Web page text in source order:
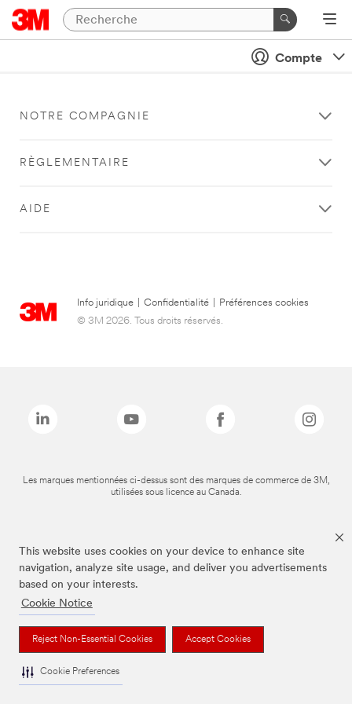
This website uses cookies on your device to enhance site
navigation, analyze site usage, and deliver you advertisements
based on your interests.
Cookie Notice
Reject Non-Essential Cookies Accept Cookies
Cookie Preferences
Compte
NOTRE COMPAGNIE
RÈGLEMENTAIRE
AIDE
Info juridique Confidentialité
Préférences cookies
© 3M 2026. Tous droits réservés.
Les marques mentionnées ci-dessus sont des marques de commerce de 3M,
utilisées sous licence au Canada.